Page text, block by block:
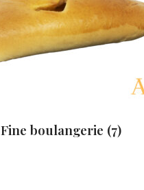
Fine boulangerie (7)